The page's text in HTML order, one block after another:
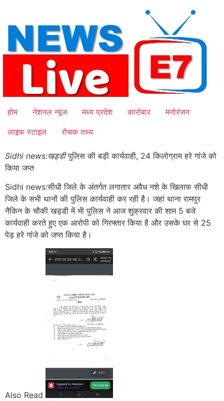
content
होम नेशनल न्यूज मध्य प्रदेश कारोबार
मनोरंजन
लाइफ स्टाइल
रोचक तथ्य
Sidhi news:खड्डीपुलिस की बड़ी कार्यवाही, 24 किलोग्राम हरे गांजे को
किया जप्त
Sidhi news:सीधी जिले के अंतर्गत लगातार अवैध नशे के खिलाफ सीधी
जिले के सभी थानों की पुलिस कार्यवाही कर रही है। जहां थाना रामपुर
नैकिन के चौकी खड्डी में भी पुलिस ने आज शुक्रवार की शाम 5 बजे
कार्यवाही करते हुए एक आरोपी को गिरफ्तार किया है और उसके घर से 25
पेड़ हरे गांजे को जप्त किया है।
Also Read